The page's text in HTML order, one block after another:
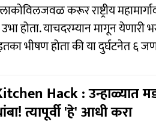
करूर राष्ट्रीय
होता. याचदरम्यान मागून येणारी
भीषण होता की या दुर्घटनेत ६
Hack : उन्हाळ्यात
त्यापूर्वी 'हे' आधी करा